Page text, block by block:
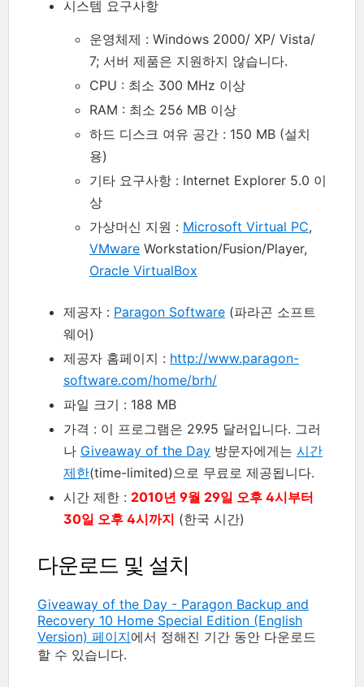
시스템 요구사항
운영체제 : Windows 2000/ XP/ Vista/
7; 서버 제품은 지원하지 않습니다.
CPU : 최소 300 MHz 이상
RAM : 최소 256 MB 이상
하드 디스크 여유 공간 : 150 MB (설치
용)
기타 요구사항 : Internet Explorer 5.0 이
상
가상머신 지원 : Microsoft Virtual PC,
VMware Workstation/Fusion/Player,
Oracle VirtualBox
제공자 : Paragon Software (파라곤 소프트
웨어)
제공자 홈페이지 : http://www.paragon-
software.com/home/brh/
파일 크기 : 188 MB
가격 : 이 프로그램은 29.95 달러입니다. 그러
나 Giveaway of the Day 방문자에게는 시간
제한(time-limited)으로 무료로 제공됩니다.
시간 제한 : 2010년 9월 29일 오후 4시부터
30일 오후 4시까지 (한국 시간)
다운로드 및 설치
Giveaway of the Day - Paragon Backup and
Recovery 10 Home Special Edition (English
Version) 페이지에서 정해진 기간 동안 다운로드
할 수 있습니다.